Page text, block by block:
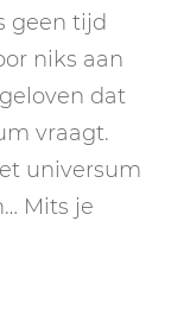
geen tijd
niks aan
dat
vraagt.
universum
Mits je